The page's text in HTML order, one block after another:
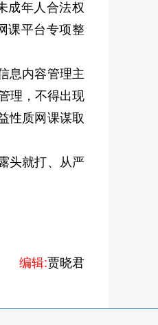
成年人合法权
课平台专项整
息内容管理主
理，不得出现
性质网课谋取
头就打、从严
编辑:贾晓君